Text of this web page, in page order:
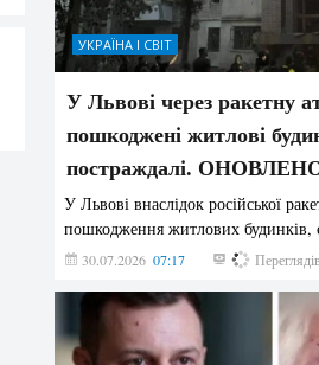
УКРАЇНА І СВІТ
У Львові через ракетну
пошкоджені житлові
постраждалі.
У Львові внаслідок російської
пошкодження житлових будинків,
30.07.2026 07:17 179 Переглядів